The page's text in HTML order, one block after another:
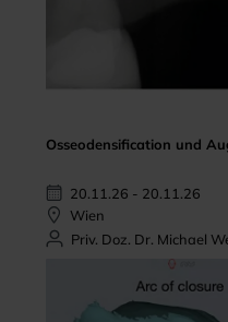
Osseodensification und
20.11.26 - 20.11.26
Wien
Priv. Doz. Dr. Michael